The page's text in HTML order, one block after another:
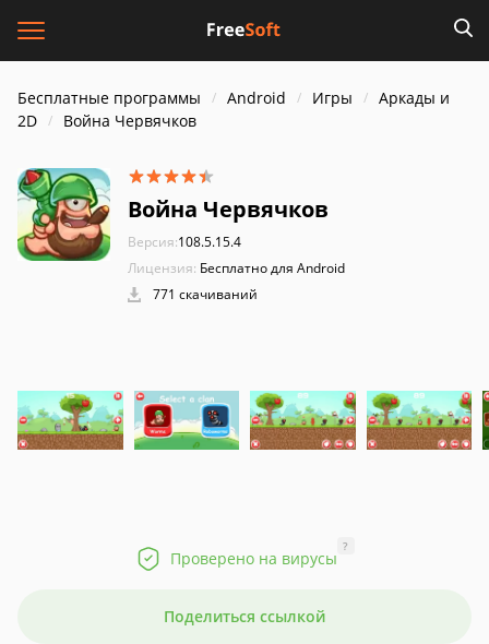
Бесплатные программы Android Игры
Аркады и
2D
Война Червячков
Война Червячков
Версия:108.5.15.4
Лицензия: Бесплатно для Android
771 скачиваний
Проверено на вирусы
?
Поделиться ссылкой